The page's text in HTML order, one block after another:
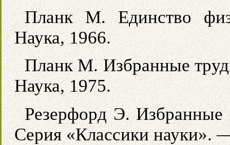
Планк М. Единство
Наука, 1966.
Планк М. Избранные
Наука, 1975.
Резерфорд Э. Избранные
Серия «Классики науки».